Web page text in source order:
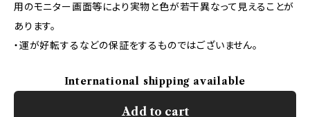
用のモニター画面等により実物と色が若干異なって見えることが
あります。
・運が好転するなどの保証をするものではございません。
International shipping available
Add to cart